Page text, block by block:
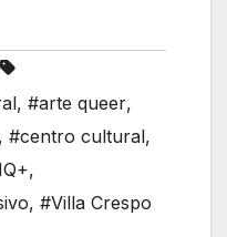
, #arte queer,
, #centro cultural,
,
, #Villa Crespo